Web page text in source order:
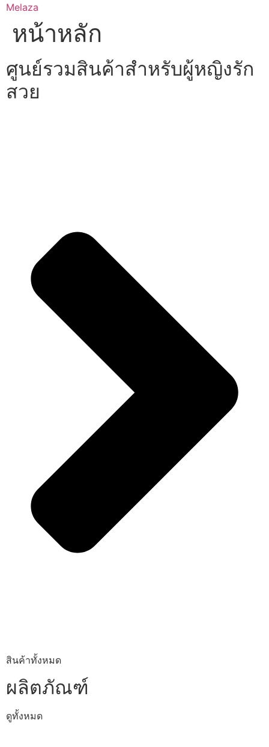
Skip
content
Melaza
หน้าหลัก
ศูนย์รวมสินค้าสำหรับผู้หญิงรัก
สวย
สินค้าทั้งหมด
ผลิตภัณฑ์
ดูทั้งหมด